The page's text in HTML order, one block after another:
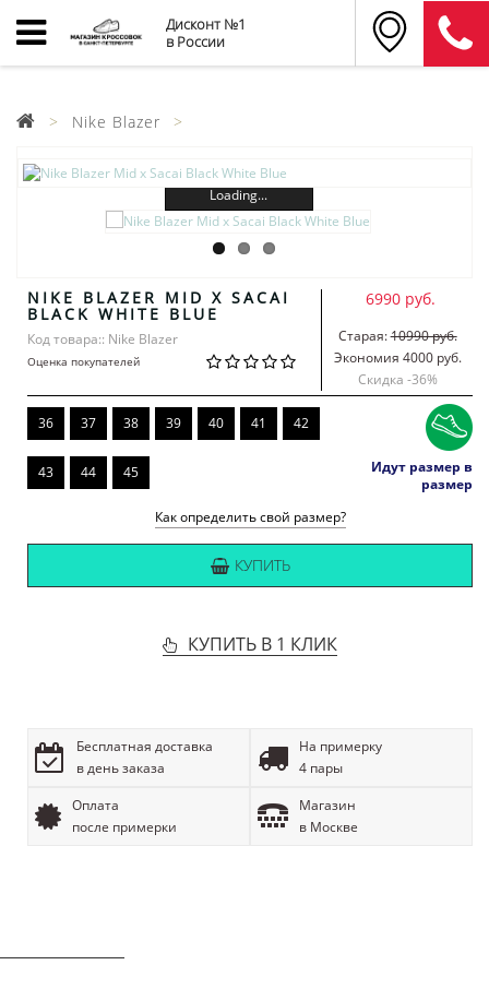
Дисконт №1
в России
Nike Blazer
Loading...
NIKE BLAZER MID X SACAI
BLACK WHITE BLUE
Код товара:: Nike Blazer
Оценка покупателей
6990 руб.
Старая:10990 руб.
Экономия 4000 руб.
Скидка -36%
36 37 38 39 40 41 42
43 44 45
Идут размер в
размер
Как определить свой размер?
КУПИТЬ
КУПИТЬ В 1 КЛИК
Бесплатная доставка
в день заказа
На примерку
4 пары
Оплата
после примерки
Магазин
в Москве